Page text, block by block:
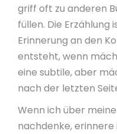
griff oft zu anderen
füllen. Die Erzählung
Erinnerung an den
entsteht, wenn
eine subtile, aber
nach der letzten
Wenn ich über
nachdenke,